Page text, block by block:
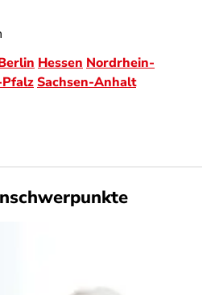
Hessen Nordrhein-
Sachsen-Anhalt